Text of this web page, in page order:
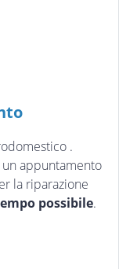
.
appuntamento
la riparazione
possibile.